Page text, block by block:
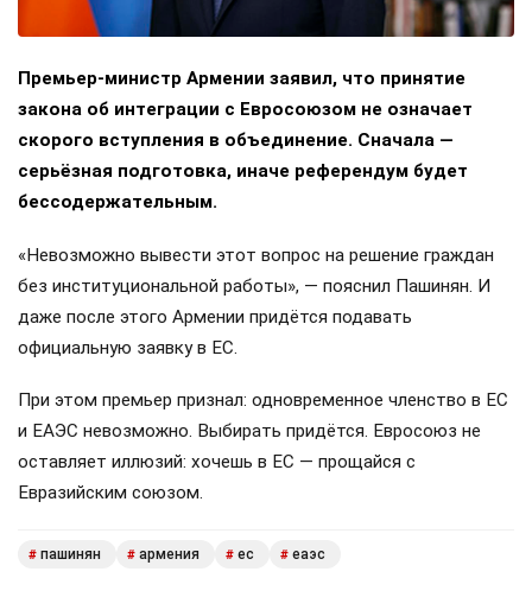
Премьер-министр Армении заявил, что принятие
закона об интеграции с Евросоюзом не означает
скорого вступления в объединение. Сначала —
серьёзная подготовка, иначе референдум будет
бессодержательным.
«Невозможно вывести этот вопрос на решение граждан
без институциональной работы», — пояснил Пашинян. И
даже после этого Армении придётся подавать
официальную заявку в ЕС.
При этом премьер признал: одновременное членство в ЕС
и ЕАЭС невозможно. Выбирать придётся. Евросоюз не
оставляет иллюзий: хочешь в ЕС — прощайся с
Евразийским союзом.
# пашинян # армения # ес # еаэс